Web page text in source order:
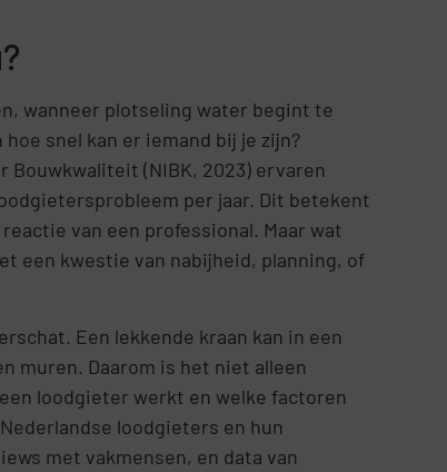
wanneer plotseling water begint te
snel kan er iemand bij je zijn?
(NIBK, 2023) ervaren
per jaar. Dit betekent
van een professional. Maar wat
een kwestie van nabijheid, planning, of
Een lekkende kraan kan in een
muren. Daarom is het niet alleen
loodgieter werkt en welke factoren
loodgieters en hun
met vakmensen, en data van